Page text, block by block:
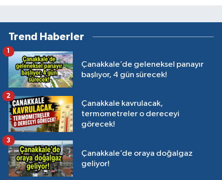
Trend Haberler
Çanakkale’de geleneksel panayır
başlıyor, 4 gün sürecek!
1
Çanakkale kavrulacak,
termometreler o dereceyi
görecek!
2
Çanakkale’de oraya doğalgaz
geliyor!
3